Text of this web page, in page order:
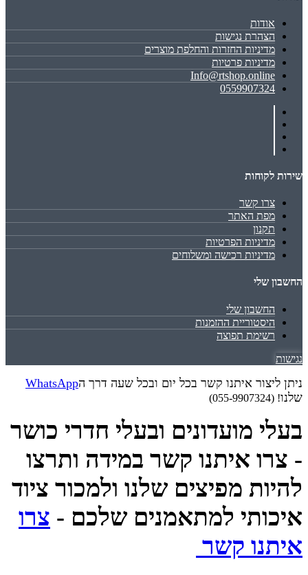
אודות
הצהרת נגישות
מדיניות החזרות והחלפת מוצרים
מדיניות פרטיות
Info@rtshop.online
0559907324
שירות לקוחות
צרו קשר
מפת האתר
תקנון
מדיניות הפרטיות
מדיניות רכישה ומשלוחים
החשבון שלי
החשבון שלי
היסטוריית ההזמנות
רשימת תפוצה
נגישות
ניתן ליצור איתנו קשר בכל יום ובכל שעה דרך הWhatsApp
שלנו! (055-9907324)
בעלי מועדונים ובעלי חדרי כושר
- צרו איתנו קשר במידה ותרצו
להיות מפיצים שלנו ולמכור ציוד
איכותי למתאמנים שלכם - צרו
איתנו קשר